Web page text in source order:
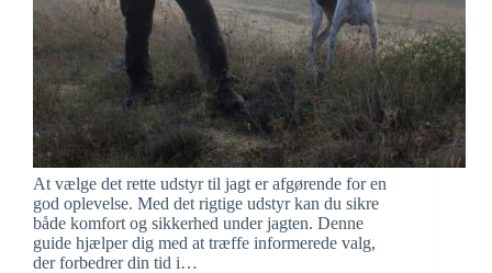
At vælge det rette udstyr til jagt er afgørende for en
god oplevelse. Med det rigtige udstyr kan du sikre
både komfort og sikkerhed under jagten. Denne
guide hjælper dig med at træffe informerede valg,
der forbedrer din tid i…